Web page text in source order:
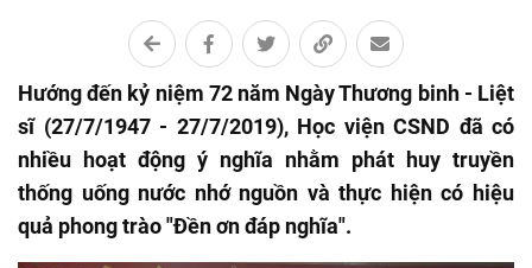
Hướng đến kỷ niệm 72 năm Ngày Thương binh - Liệt
sĩ (27/7/1947 - 27/7/2019), Học viện CSND đã có
nhiều hoạt động ý nghĩa nhằm phát huy truyền
thống uống nước nhớ nguồn và thực hiện có hiệu
quả phong trào "Đền ơn đáp nghĩa".